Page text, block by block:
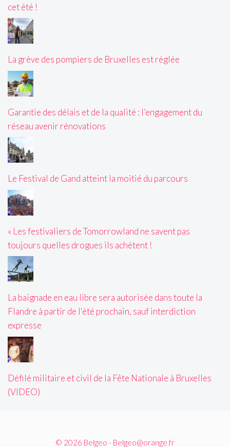
cet été !
La grève des pompiers de Bruxelles est réglée
Garantie des délais et de la qualité : l’engagement du
réseau avenir rénovations
Le Festival de Gand atteint la moitié du parcours
« Les festivaliers de Tomorrowland ne savent pas
toujours quelles drogues ils achètent !
La baignade en eau libre sera autorisée dans toute la
Flandre à partir de l'été prochain, sauf interdiction
expresse
Défilé militaire et civil de la Fête Nationale à Bruxelles
(VIDEO)
© 2026 Belgeo - Belgeo@orange.fr